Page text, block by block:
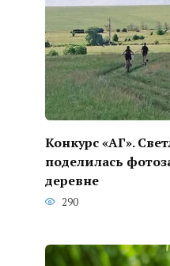
Конкурс «АГ».
поделилась
деревне
290